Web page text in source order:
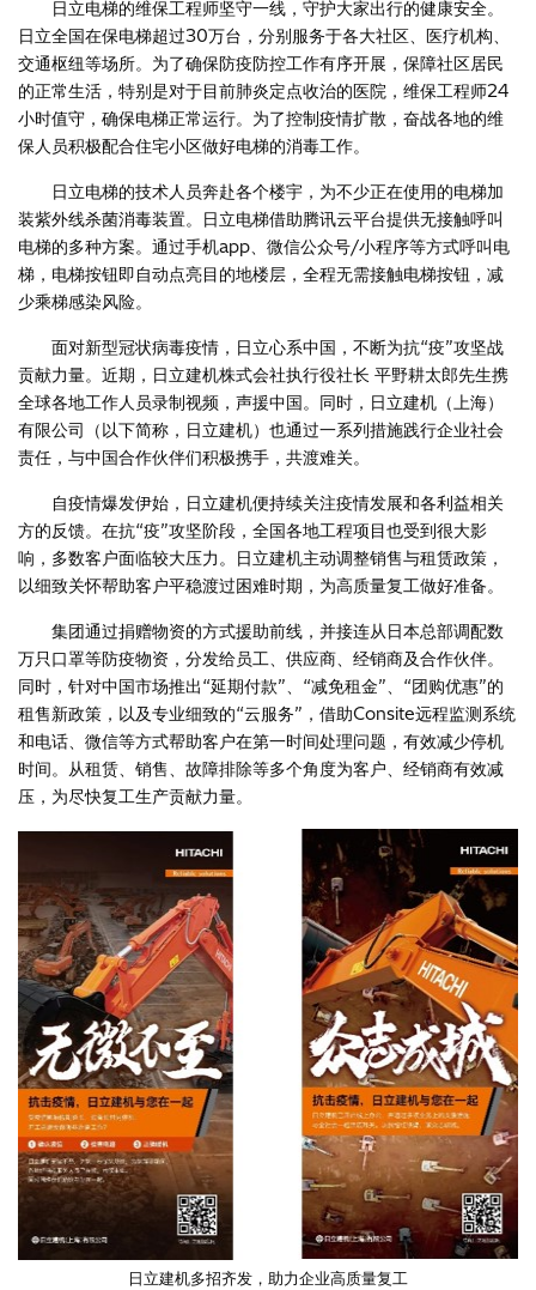
日立电梯的维保工程师坚守一线，守护大家出行的健康安全。
日立全国在保电梯超过30万台，分别服务于各大社区、医疗机构、
交通枢纽等场所。为了确保防疫防控工作有序开展，保障社区居民
的正常生活，特别是对于目前肺炎定点收治的医院，维保工程师24
小时值守，确保电梯正常运行。为了控制疫情扩散，奋战各地的维
保人员积极配合住宅小区做好电梯的消毒工作。
日立电梯的技术人员奔赴各个楼宇，为不少正在使用的电梯加
装紫外线杀菌消毒装置。日立电梯借助腾讯云平台提供无接触呼叫
电梯的多种方案。通过手机app、微信公众号/小程序等方式呼叫电
梯，电梯按钮即自动点亮目的地楼层，全程无需接触电梯按钮，减
少乘梯感染风险。
面对新型冠状病毒疫情，日立心系中国，不断为抗“疫”攻坚战
贡献力量。近期，日立建机株式会社执行役社长 平野耕太郎先生携
全球各地工作人员录制视频，声援中国。同时，日立建机（上海）
有限公司（以下简称，日立建机）也通过一系列措施践行企业社会
责任，与中国合作伙伴们积极携手，共渡难关。
自疫情爆发伊始，日立建机便持续关注疫情发展和各利益相关
方的反馈。在抗“疫”攻坚阶段，全国各地工程项目也受到很大影
响，多数客户面临较大压力。日立建机主动调整销售与租赁政策，
以细致关怀帮助客户平稳渡过困难时期，为高质量复工做好准备。
集团通过捐赠物资的方式援助前线，并接连从日本总部调配数
万只口罩等防疫物资，分发给员工、供应商、经销商及合作伙伴。
同时，针对中国市场推出“延期付款”、“减免租金”、“团购优惠”的
租售新政策，以及专业细致的“云服务”，借助Consite远程监测系统
和电话、微信等方式帮助客户在第一时间处理问题，有效减少停机
时间。从租赁、销售、故障排除等多个角度为客户、经销商有效减
压，为尽快复工生产贡献力量。
日立建机多招齐发，助力企业高质量复工